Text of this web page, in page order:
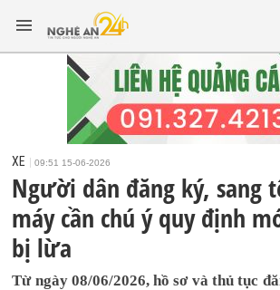
XE 09:51 15-06-2026
Người dân đăng ký, sang
máy cần chú ý quy định
bị lừa
Từ ngày 08/06/2026, hồ sơ và thủ tục